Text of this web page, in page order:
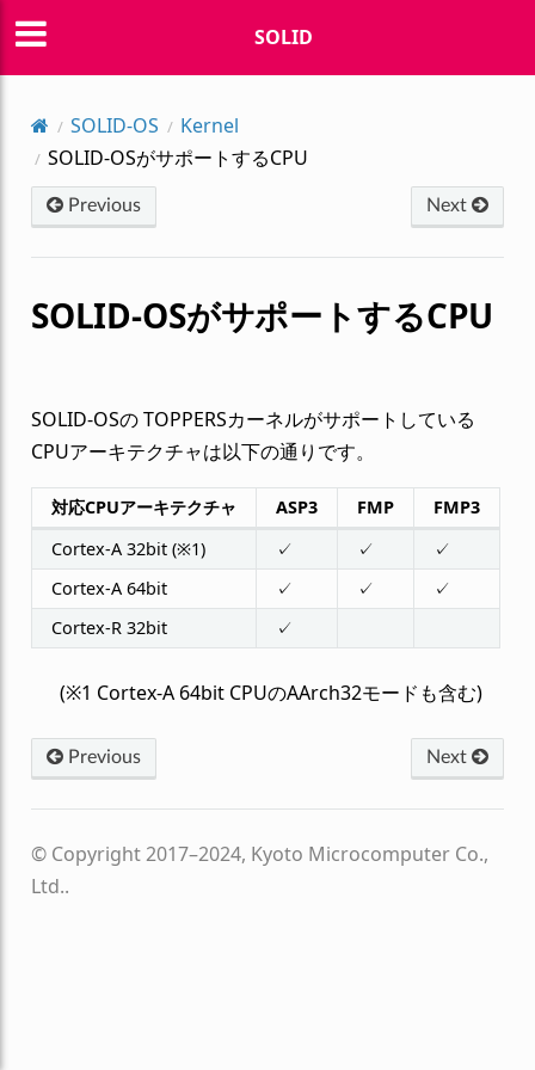
SOLID
SOLID-OS
Kernel
SOLID-OSがサポートするCPU
Previous Next
SOLID-OSがサポートするCPU
SOLID-OSの TOPPERSカーネルがサポートしている
CPUアーキテクチャは以下の通りです。
対応CPUアーキテクチャ ASP3 FMP
FMP3
Cortex-A 32bit (※1)
✓ ✓
✓
Cortex-A 64bit
✓ ✓
✓
Cortex-R 32bit
✓
(※1 Cortex-A 64bit CPUのAArch32モードも含む)
Previous Next
© Copyright 2017–2024, Kyoto Microcomputer Co.,
Ltd..